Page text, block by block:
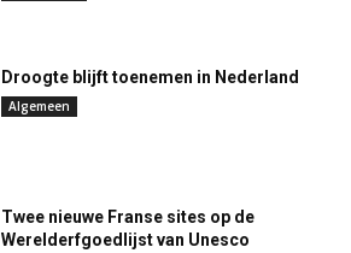
Droogte blijft toenemen in Nederland
Algemeen
Twee nieuwe Franse sites op de
Werelderfgoedlijst van Unesco